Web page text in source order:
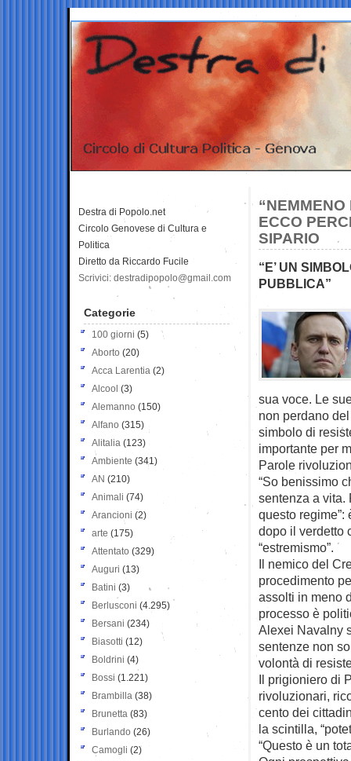
“NEMMENO
ECCO
SIPARIO
“E’ UN
PUBBLICA”
sua voce. Le
non perdano
simbolo di
importante per
Parole
“So benissimo
sentenza a vita.
questo
dopo il verdetto
“estremismo”.
Il nemico del
procedimento
assolti in meno
processo è
Alexei Navalny
sentenze non
volontà di
Il prigioniero di
rivoluzionari,
cento dei
la scintilla,
“Questo è un
Destra di Popolo.net
Circolo Genovese di Cultura e
Politica
Diretto da Riccardo Fucile
Scrivici: destradipopolo@gmail.com
Categorie
100 giorni (5)
Aborto (20)
Acca Larentia (2)
Alcool (3)
Alemanno (150)
Alfano (315)
Alitalia (123)
Ambiente (341)
AN (210)
Animali (74)
Arancioni (2)
arte (175)
Attentato (329)
Auguri (13)
Batini (3)
Berlusconi (4.295)
Bersani (234)
Biasotti (12)
Boldrini (4)
Bossi (1.221)
Brambilla (38)
Brunetta (83)
Burlando (26)
Camogli (2)